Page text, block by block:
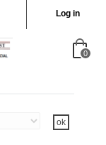
Log in
0